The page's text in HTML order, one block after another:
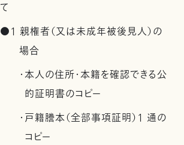
て
●1 親権者（又は未成年被後見人）の
場合
・本人の住所・本籍を確認できる公
的証明書のコピー
・戸籍謄本（全部事項証明）1 通の
コピー